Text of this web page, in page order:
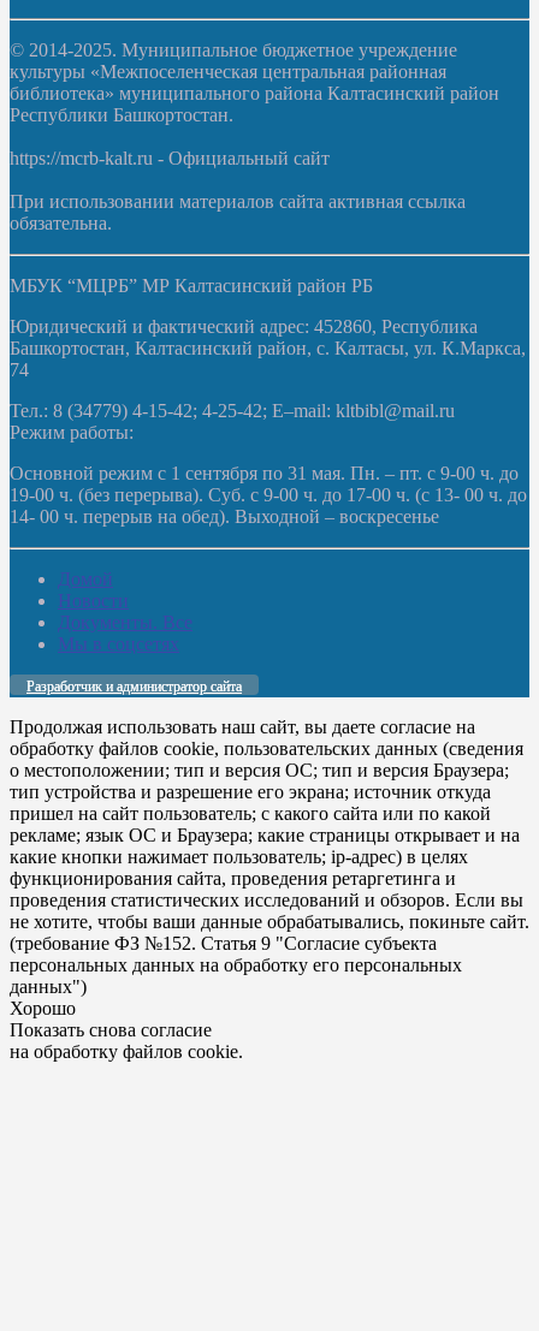
© 2014-2025. Муниципальное бюджетное учреждение
культуры «Межпоселенческая центральная районная
библиотека» муниципального района Калтасинский район
Республики Башкортостан.
https://mcrb-kalt.ru - Официальный сайт
При использовании материалов сайта активная ссылка
обязательна.
МБУК “МЦРБ” МР Калтасинский район РБ
Юридический и фактический адрес: 452860, Республика
Башкортостан, Калтасинский район, с. Калтасы, ул. К.Маркса,
74
Тел.: 8 (34779) 4-15-42; 4-25-42; E–mail: kltbibl@mail.ru
Режим работы:
Основной режим с 1 сентября по 31 мая. Пн. – пт. с 9-00 ч. до
19-00 ч. (без перерыва). Суб. с 9-00 ч. до 17-00 ч. (с 13- 00 ч. до
14- 00 ч. перерыв на обед). Выходной – воскресенье
Домой
Новости
Документы. Все
Мы в соцсетях
Разработчик и администратор сайта
Продолжая использовать наш сайт, вы даете согласие на
обработку файлов cookie, пользовательских данных (сведения
о местоположении; тип и версия ОС; тип и версия Браузера;
тип устройства и разрешение его экрана; источник откуда
пришел на сайт пользователь; с какого сайта или по какой
рекламе; язык ОС и Браузера; какие страницы открывает и на
какие кнопки нажимает пользователь; ip-адрес) в целях
функционирования сайта, проведения ретаргетинга и
проведения статистических исследований и обзоров. Если вы
не хотите, чтобы ваши данные обрабатывались, покиньте сайт.
(требование ФЗ №152. Статья 9 "Согласие субъекта
персональных данных на обработку его персональных
данных")
Хорошо
Показать снова согласие
на обработку файлов cookie.